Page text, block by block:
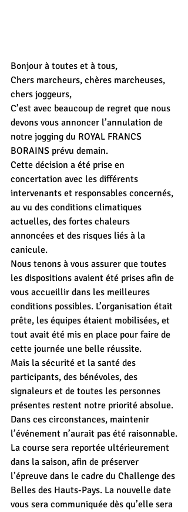
Bonjour à toutes et à tous,
Chers marcheurs, chères marcheuses,
chers joggeurs,
C’est avec beaucoup de regret que nous
devons vous annoncer l’annulation de
notre jogging du ROYAL FRANCS
BORAINS prévu demain.
Cette décision a été prise en
concertation avec les différents
intervenants et responsables concernés,
au vu des conditions climatiques
actuelles, des fortes chaleurs
annoncées et des risques liés à la
canicule.
Nous tenons à vous assurer que toutes
les dispositions avaient été prises afin de
vous accueillir dans les meilleures
conditions possibles. L’organisation était
prête, les équipes étaient mobilisées, et
tout avait été mis en place pour faire de
cette journée une belle réussite.
Mais la sécurité et la santé des
participants, des bénévoles, des
signaleurs et de toutes les personnes
présentes restent notre priorité absolue.
Dans ces circonstances, maintenir
l’événement n’aurait pas été raisonnable.
La course sera reportée ultérieurement
dans la saison, afin de préserver
l’épreuve dans le cadre du Challenge des
Belles des Hauts-Pays. La nouvelle date
vous sera communiquée dès qu’elle sera